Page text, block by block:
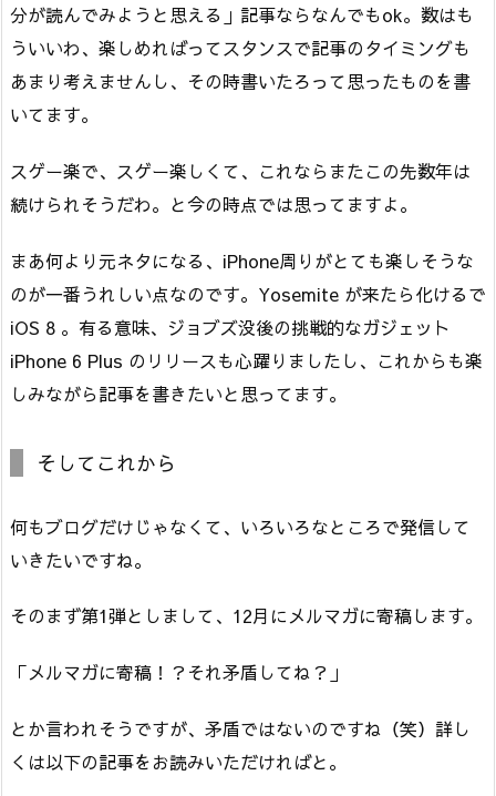
分が読んでみようと思える」記事ならなんでもok。数はも
ういいわ、楽しめればってスタンスで記事のタイミングも
あまり考えませんし、その時書いたろって思ったものを書
いてます。
スゲー楽で、スゲー楽しくて、これならまたこの先数年は
続けられそうだわ。と今の時点では思ってますよ。
まあ何より元ネタになる、iPhone周りがとても楽しそうな
のが一番うれしい点なのです。Yosemite が来たら化けるで
iOS 8 。有る意味、ジョブズ没後の挑戦的なガジェット
iPhone 6 Plus のリリースも心躍りましたし、これからも楽
しみながら記事を書きたいと思ってます。
そしてこれから
何もブログだけじゃなくて、いろいろなところで発信して
いきたいですね。
そのまず第1弾としまして、12月にメルマガに寄稿します。
「メルマガに寄稿！？それ矛盾してね？」
とか言われそうですが、矛盾ではないのですね（笑）詳し
くは以下の記事をお読みいただければと。